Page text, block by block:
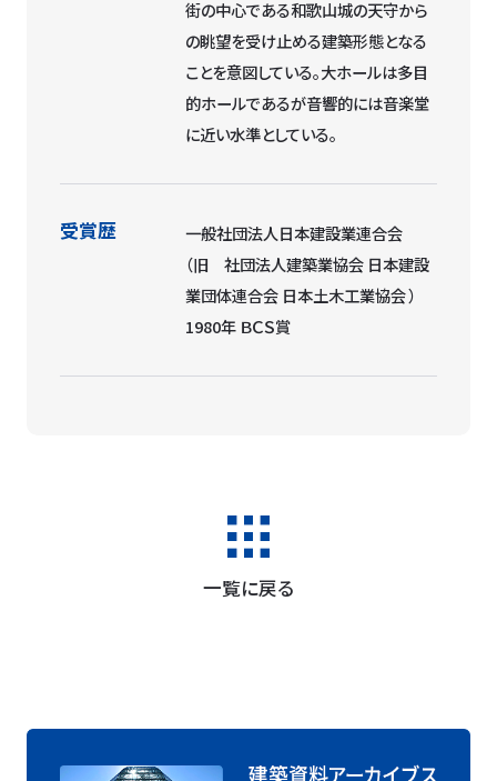
街の中心である和歌山城の天守から
の眺望を受け止める建築形態となる
ことを意図している。大ホールは多目
的ホールであるが音響的には音楽堂
に近い水準としている。
受賞歴
一般社団法人日本建設業連合会
（旧 社団法人建築業協会 日本建設
業団体連合会 日本土木工業協会 ）
1980年 ＢＣＳ賞
一覧に戻る